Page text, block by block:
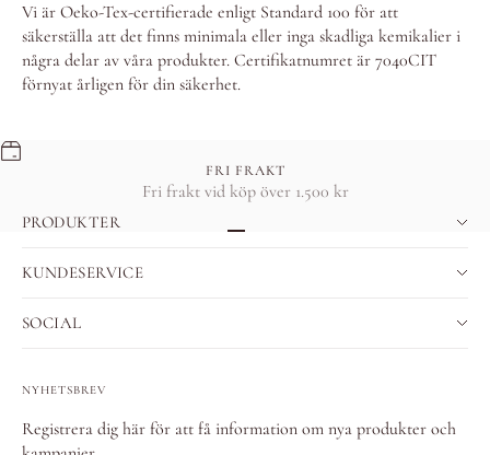
Vi är Oeko-Tex-certifierade enligt Standard 100 för att
säkerställa att det finns minimala eller inga skadliga kemikalier i
några delar av våra produkter. Certifikatnumret är 7040CIT
förnyat årligen för din säkerhet.
FRI FRAKT
Fri frakt vid köp över 1.500 kr
PRODUKTER
KUNDESERVICE
SOCIAL
NYHETSBREV
Registrera dig här för att få information om nya produkter och